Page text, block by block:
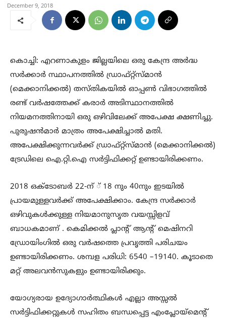
December 9, 2018
കൊച്ചി: എറണാകുളം ജില്ലയിലെ ഒരു കേന്ദ്ര അര്‍ദ്ധ
സര്‍ക്കാര്‍ സ്ഥാപനത്തില്‍ ഡ്രാഫ്റ്റ്‌സ്മാന്‍
(മെക്കാനിക്കല്‍) തസ്തികയില്‍ ഓപ്പണ്‍ വിഭാഗത്തില്‍
രണ്ട് വര്‍ഷത്തേക്ക് കരാര്‍ അടിസ്ഥാനത്തില്‍
നിയമനത്തിനായി ഒരു ഒഴിവിലേക്ക് അപേക്ഷ ക്ഷണിച്ചു.
പുരുഷന്‍മാര്‍ മാത്രം അപേക്ഷിച്ചാല്‍ മതി.
അപേക്ഷിക്കുന്നവര്‍ക്ക് ഡ്രാഫ്റ്റ്‌സ്മാന്‍ (മെക്കാനിക്കല്‍)
ട്രേഡിലെ ഐ.റ്റി.ഐ സര്‍ട്ടിഫിക്കറ്റ് ഉണ്ടായിരിക്കണം.
2018 ഒക്‌ടോബര്‍ 22-ന് ് 18 നും 40നും ഇടയില്‍
പ്രായമുള്ളവര്‍ക്ക് അപേക്ഷിക്കാം. കേന്ദ്ര സര്‍ക്കാര്‍
ഒഴിവുകള്‍ക്കുള്ള നിയമാനുസൃത വയസ്സിളവ്
ബാധകമാണ് . കെമിക്കല്‍ പ്ലാന്റ് ആന്റ് മെഷിനറി
ഡ്രോയിംഗില്‍ ഒരു വര്‍ഷത്തെ പ്രവൃത്തി പരിചയം
ഉണ്ടായിരിക്കണം. ശമ്പള പരിധി: 6540 –19140. കൂടാതെ
മറ്റ് അലവന്‍സുകളും ഉണ്ടായിരിക്കും.
യോഗ്യരായ ഉദ്യോഗാര്‍ത്ഥികള്‍ എല്ലാ അസ്സല്‍
സര്‍ട്ടിഫിക്കറ്റുകള്‍ സഹിതം ബന്ധപ്പെട്ട എംപ്ലോയ്‌മെന്റ്